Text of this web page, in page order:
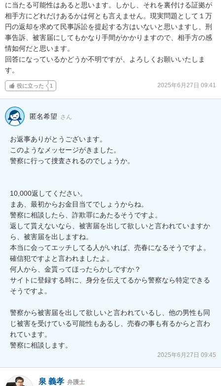
に当たる可能性はあると思います。しかし、それを裏付ける証拠が
相手方にどれだけあるかは何とも言えません。現実問題として１万
円の返却を求めて民事訴訟を提起する方はいないと思いますし、刑
事告訴、被害届にしてもかなり手間がかかりますので、相手方の感
情如何だと思います。
回答になっているかどうか不明ですが、よろしくお願いいたしま
す。
役に立った 1 2025年6月27日 09:41
匿名希望 さん
お返事ありがとうございます。
このようなメッセージがきました。
警察に行って捜査されるのでしょうか。
10,000返してください。
まあ、最初からお金目当てでしょうからね。
警察に相談したら、詐欺罪にあたるそうですよ。
返して貰えないなら、被害届を出して欲しいと言われていますか
ら、被害届を出しますね。
本当に会ってエッチしてる人がいれば、売春になるそうですよ。
確信犯ですよと言われましたよ。
何人から、金貰ってほったらかしですか？
サイトに登録する時に、身分を伝えてるから警察なら特定できる
そうですよ。
警察から被害届を出して欲しいと言われているし、他の男性も同
じ被害を受けている可能性もあるし、売春の事も有るからと言わ
れています。
警察に相談します。
2025年6月27日 09:45
泉 義孝 弁護士